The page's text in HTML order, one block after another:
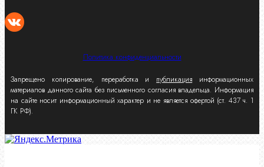
Политика конфиденциальности
Запрещено копирование, переработка и публикация информационных
материалов данного сайта без письменного согласия владельца. Информация
на сайте носит информационный характер и не является офертой (ст. 437 ч. 1
ГК РФ).